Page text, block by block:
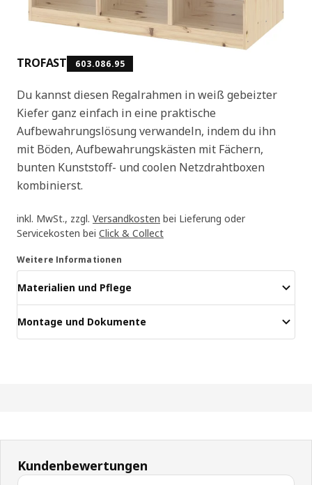
TROFAST 603.086.95
Du kannst diesen Regalrahmen in weiß gebeizter
Kiefer ganz einfach in eine praktische
Aufbewahrungslösung verwandeln, indem du ihn
mit Böden, Aufbewahrungskästen mit Fächern,
bunten Kunststoff- und coolen Netzdrahtboxen
kombinierst.
inkl. MwSt., zzgl. Versandkosten bei Lieferung oder
Servicekosten bei Click & Collect
Weitere Informationen
Materialien und Pflege
Montage und Dokumente
Kundenbewertungen